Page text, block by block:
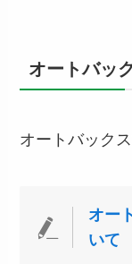
オートバッ
オートバック
オー
いて